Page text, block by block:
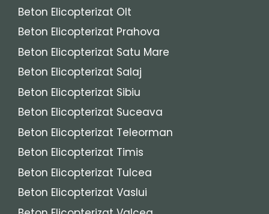
Beton Elicopterizat Olt
Beton Elicopterizat Prahova
Beton Elicopterizat Satu Mare
Beton Elicopterizat Salaj
Beton Elicopterizat Sibiu
Beton Elicopterizat Suceava
Beton Elicopterizat Teleorman
Beton Elicopterizat Timis
Beton Elicopterizat Tulcea
Beton Elicopterizat Vaslui